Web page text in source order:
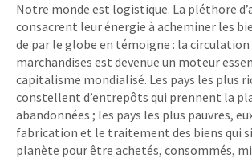
Notre monde est logistique. La pléthore
consacrent leur énergie à acheminer les
de par le globe en témoigne : la circulation
marchandises est devenue un moteur
capitalisme mondialisé. Les pays les plus
constellent d’entrepôts qui prennent la
abandonnées ; les pays les plus pauvres,
fabrication et le traitement des biens qui
planète pour être achetés, consommés,